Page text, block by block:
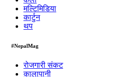
मल्टिमिडिया
कार्टुन
थप
#NepalMag
रोजगारी संकट
कालापानी